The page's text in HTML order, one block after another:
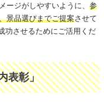
ージがしやすいように、 参
景品選びまでご提案させて
功させるためにご活用くだ
表彰」